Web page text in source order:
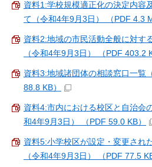
資料1:学校規模適正化の決定内容
て（令和4年9月3日） （PDF 4.3
資料2:地域の市民活動全般に対す
（令和4年9月3日） （PDF 403.2
資料3:地域諸団体の相談窓口一覧
88.8 KB）
資料4:市内における校区と自治会
和4年9月3日） （PDF 59.0 KB）
資料5:小学校区が設定・変更され
（令和4年9月3日） （PDF 77.5 KB